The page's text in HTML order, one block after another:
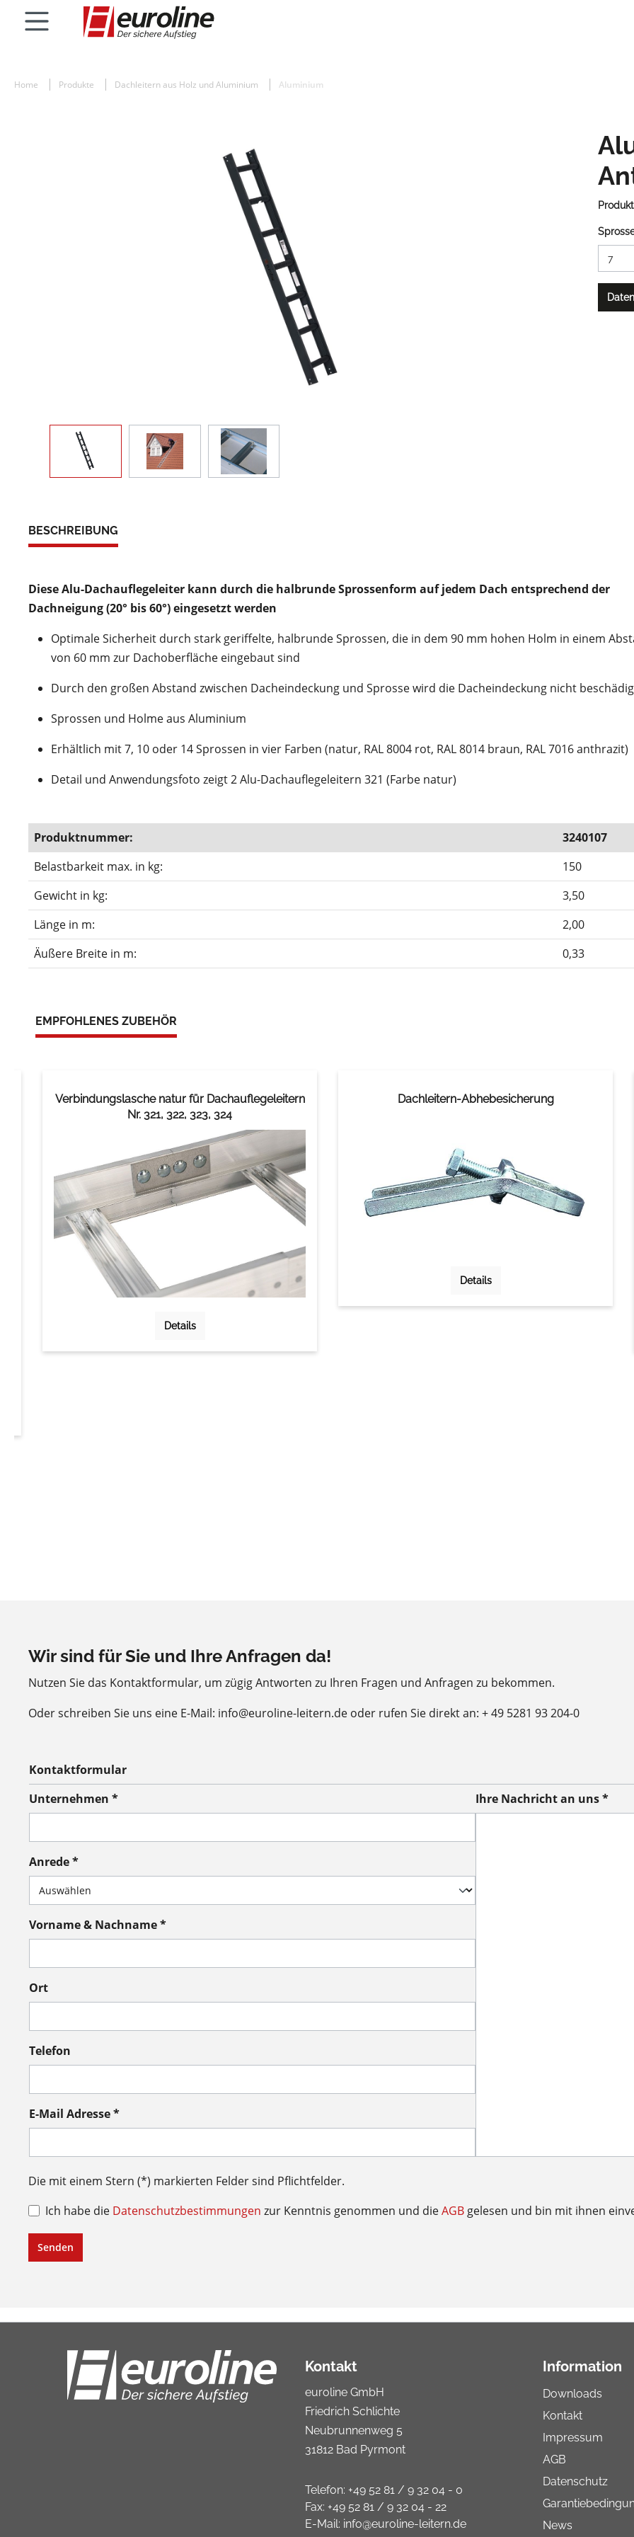
Home Produkte Dachleitern aus Holz und Aluminium Aluminium
BESCHREIBUNG
Diese Alu-Dachauflegeleiter kann durch die halbrunde Sprossenform auf jedem Dach entsprechend der
Dachneigung (20° bis 60°) eingesetzt werden
Optimale Sicherheit durch stark geriffelte, halbrunde Sprossen, die in dem 90 mm hohen Holm in einem
von 60 mm zur Dachoberfläche eingebaut sind
Durch den großen Abstand zwischen Dacheindeckung und Sprosse wird die Dacheindeckung nicht
Sprossen und Holme aus Aluminium
Erhältlich mit 7, 10 oder 14 Sprossen in vier Farben (natur, RAL 8004 rot, RAL 8014 braun, RAL 7016 anthrazit)
Detail und Anwendungsfoto zeigt 2 Alu-Dachauflegeleitern 321 (Farbe natur)
Produktnummer:
3240107
Belastbarkeit max. in kg:
150
Gewicht in kg:
3,50
Länge in m:
2,00
Äußere Breite in m:
0,33
EMPFOHLENES ZUBEHÖR
Verbindungslasche natur für Dachauflegeleitern
Nr. 321, 322, 323, 324
Details
Dachleitern-Abhebesicherung
Details
Wir sind für Sie und Ihre Anfragen da!
Nutzen Sie das Kontaktformular, um zügig Antworten zu Ihren Fragen und Anfragen zu bekommen.
Oder schreiben Sie uns eine E-Mail: info@euroline-leitern.de oder rufen Sie direkt an: + 49 5281 93 204-0
Kontaktformular
Unternehmen *
Anrede *
Vorname & Nachname *
Ort
Telefon
E-Mail Adresse *
Ihre Nachricht an uns *
Die mit einem Stern (*) markierten Felder sind Pflichtfelder.
Ich habe die Datenschutzbestimmungen zur Kenntnis genommen und dieAGB gelesen und bin mit ihnen
Senden
Kontakt
euroline GmbH
Friedrich Schlichte
Neubrunnenweg 5
31812 Bad Pyrmont
Telefon: +49 52 81 / 9 32 04 - 0
Fax: +49 52 81 / 9 32 04 - 22
E-Mail: info@euroline-leitern.de
Information
Downloads
Kontakt
Impressum
AGB
Datenschutz
News